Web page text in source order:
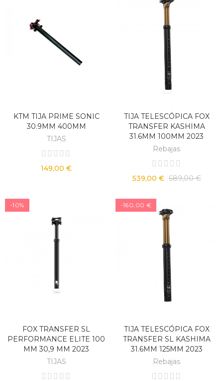
KTM TIJA PRIME SONIC
30.9MM 400MM
TIJAS
149,00 €
TIJA TELESCÓPICA FOX
TRANSFER KASHIMA
31.6MM 100MM 2023
Rebajas
539,00 € 689,00 €
-10%
FOX TRANSFER SL
PERFORMANCE ELITE 100
MM 30,9 MM 2023
TIJAS
-160,00 €
TIJA TELESCÓPICA FOX
TRANSFER SL KASHIMA
31.6MM 125MM 2023
Rebajas